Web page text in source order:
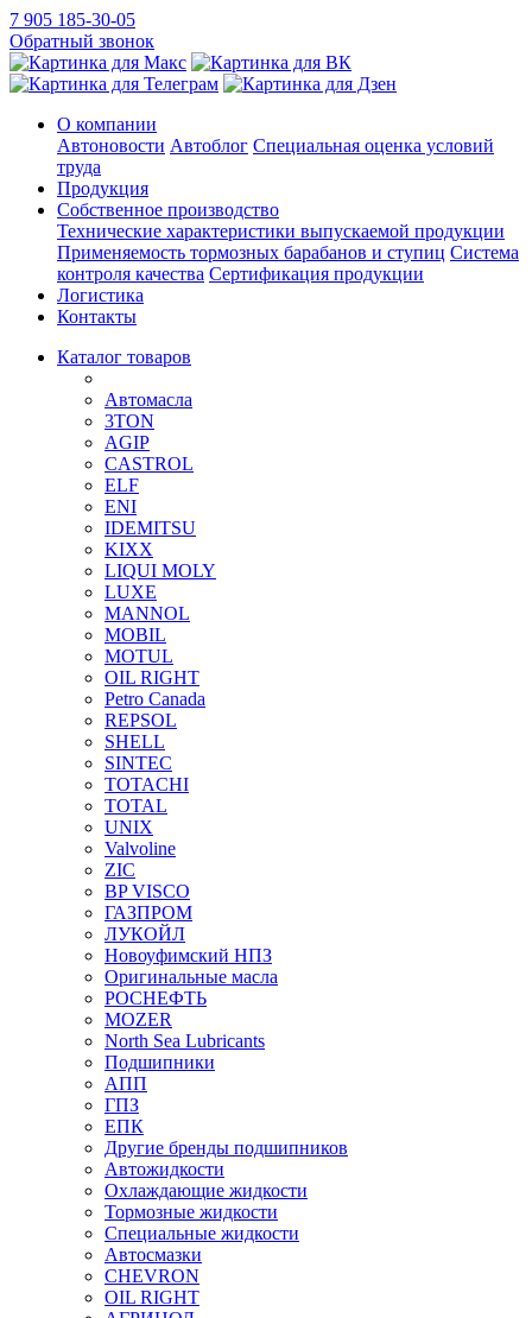
7 905 185-30-05
Обратный звонок
О компании
Автоновости Автоблог Специальная оценка условий
труда
Продукция
Собственное производство
Технические характеристики выпускаемой продукции
Применяемость тормозных барабанов и ступиц Система
контроля качества Сертификация продукции
Логистика
Контакты
Каталог товаров
Автомасла
3TON
AGIP
CASTROL
ELF
ENI
IDEMITSU
KIXX
LIQUI MOLY
LUXE
MANNOL
MOBIL
MOTUL
OIL RIGHT
Petro Canada
REPSOL
SHELL
SINTEC
TOTACHI
TOTAL
UNIX
Valvoline
ZIC
BP VISCO
ГАЗПРОМ
ЛУКОЙЛ
Новоуфимский НПЗ
Оригинальные масла
РОСНЕФТЬ
MOZER
North Sea Lubricants
Подшипники
АПП
ГПЗ
ЕПК
Другие бренды подшипников
Автожидкости
Охлаждающие жидкости
Тормозные жидкости
Специальные жидкости
Автосмазки
CHEVRON
OIL RIGHT